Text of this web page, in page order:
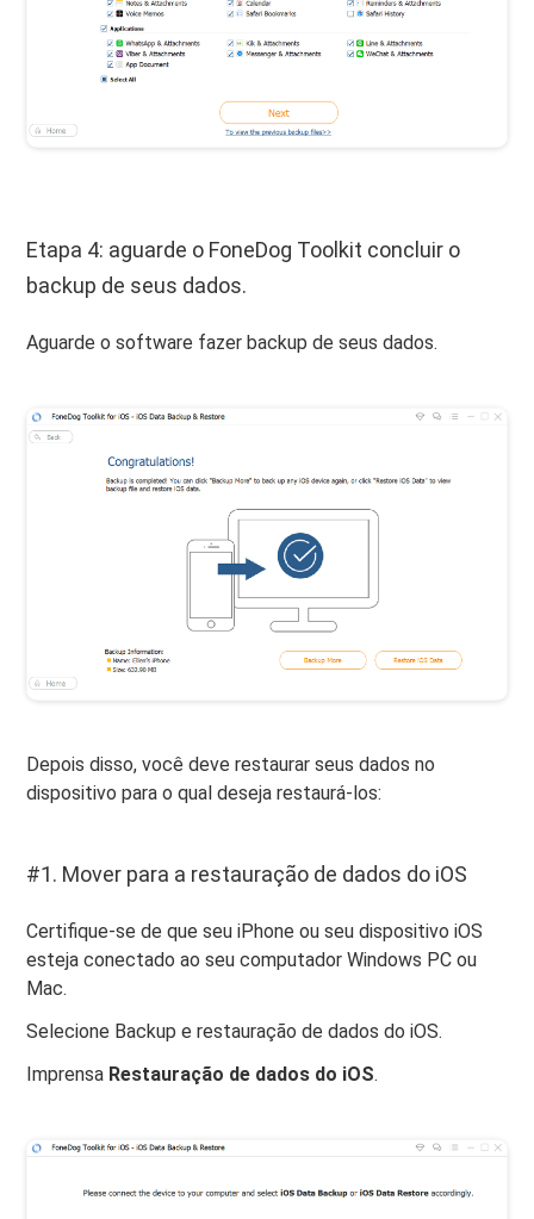
Etapa 4: aguarde o FoneDog Toolkit concluir o
backup de seus dados.
Aguarde o software fazer backup de seus dados.
Depois disso, você deve restaurar seus dados no
dispositivo para o qual deseja restaurá-los:
#1. Mover para a restauração de dados do iOS
Certifique-se de que seu iPhone ou seu dispositivo iOS
esteja conectado ao seu computador Windows PC ou
Mac.
Selecione Backup e restauração de dados do iOS.
Imprensa Restauração de dados do iOS.